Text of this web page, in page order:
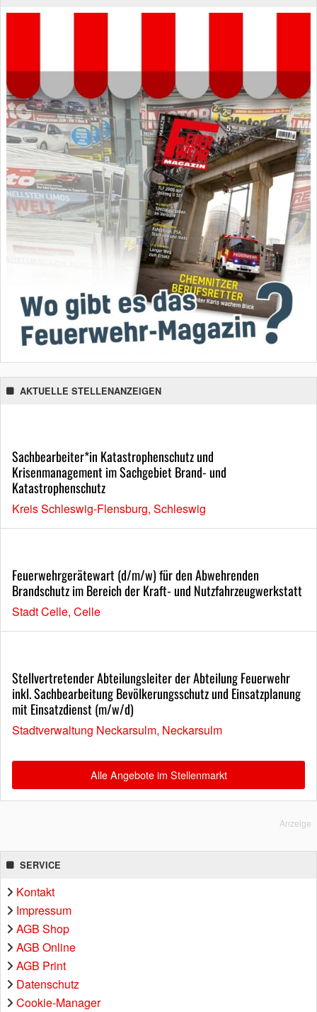
AKTUELLE STELLENANZEIGEN
Sachbearbeiter*in Katastrophenschutz und
Krisenmanagement im Sachgebiet Brand- und
Katastrophenschutz
Kreis Schleswig-Flensburg, Schleswig
Feuerwehrgerätewart (d/m/w) für den Abwehrenden
Brandschutz im Bereich der Kraft- und Nutzfahrzeugwerkstatt
Stadt Celle, Celle
Stellvertretender Abteilungsleiter der Abteilung Feuerwehr
inkl. Sachbearbeitung Bevölkerungsschutz und Einsatzplanung
mit Einsatzdienst (m/w/d)
Stadtverwaltung Neckarsulm, Neckarsulm
Alle Angebote im Stellenmarkt
Anzeige
SERVICE
Kontakt
Impressum
AGB Shop
AGB Online
AGB Print
Datenschutz
Cookie-Manager